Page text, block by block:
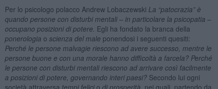
Per lo psicologo polacco Andrew Lobaczewski La “patocrazia” è
quando persone con disturbi mentali – in particolare la psicopatia –
occupano posizioni di potere. Egli ha fondato la branca della
ponerologia o scienza del male ponendosi i seguenti quesiti:
Perché le persone malvagie riescono ad avere successo, mentre le
persone buone e con una morale hanno difficoltà a farcela? Perché
le persone con disturbi mentali riescono ad arrivare così facilmente
a posizioni di potere, governando interi paesi?Secondo lui ogni
società attraversa tempi felicio di prosperità , nei quali, partendo da